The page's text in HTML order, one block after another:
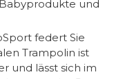
und
federt Sie
Trampolin ist
und lässt sich im